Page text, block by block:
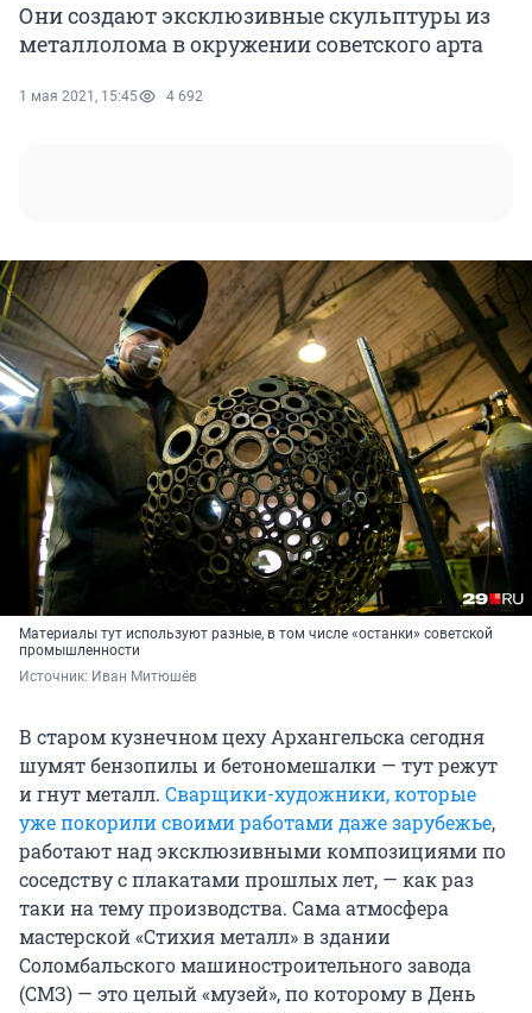
Они создают эксклюзивные скульптуры из
металлолома в окружении советского арта
1 мая 2021, 15:45 4 692
Материалы тут используют разные, в том числе «останки» советской
промышленности
Источник: Иван Митюшёв
В старом кузнечном цеху Архангельска сегодня
шумят бензопилы и бетономешалки — тут режут
и гнут металл. Сварщики-художники, которые
уже покорили своими работами даже зарубежье,
работают над эксклюзивными композициями по
соседству с плакатами прошлых лет, — как раз
таки на тему производства. Сама атмосфера
мастерской «Стихия металл» в здании
Соломбальского машиностроительного завода
(СМЗ) — это целый «музей», по которому в День